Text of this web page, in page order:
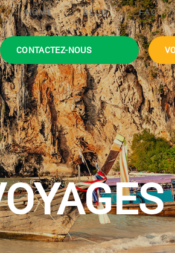
HOME BLOG FAQ
CONTACTEZ-NOUS